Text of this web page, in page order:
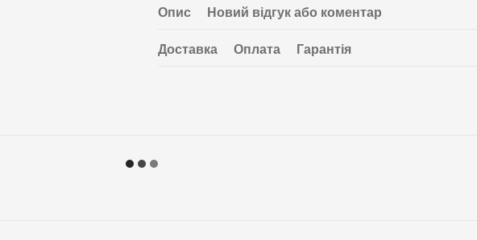
Опис Новий відгук або коментар
Доставка Оплата Гарантія